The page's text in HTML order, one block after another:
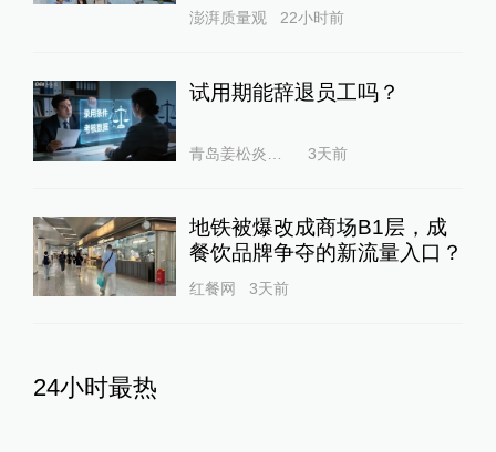
澎湃质量观 22小时前
试用期能辞退员工吗？
3天前
地铁被爆改成商场B1层，成
餐饮品牌争夺的新流量入口？
红餐网 3天前
24小时最热